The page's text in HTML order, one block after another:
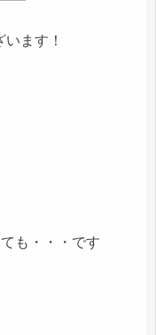
ます！
も・・・です